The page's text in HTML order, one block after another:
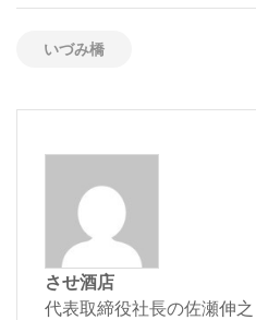
いづみ橋
させ酒店
代表取締役社長の佐瀬伸之